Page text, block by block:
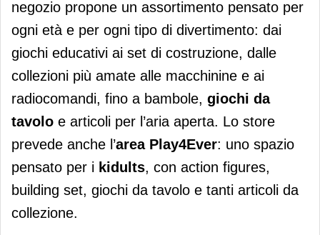
negozio propone un assortimento pensato per
ogni età e per ogni tipo di divertimento: dai
giochi educativi ai set di costruzione, dalle
collezioni più amate alle macchinine e ai
radiocomandi, fino a bambole, giochi da
tavolo e articoli per l’aria aperta. Lo store
prevede anche l’area Play4Ever: uno spazio
pensato per i kidults, con action figures,
building set, giochi da tavolo e tanti articoli da
collezione.